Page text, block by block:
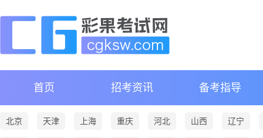
首页 招考资讯 备考指导
北京 天津 上海 重庆 河北 山西 辽宁